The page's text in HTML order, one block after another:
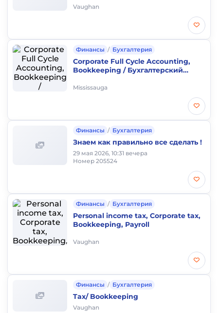
Vaughan
Финансы / Бухгалтерия
Corporate Full Cycle Accounting,
Bookkeeping / Бухгалтерский
Mississauga
Финансы / Бухгалтерия
Знаем как правильно все сделать !
29 мая 2026, 10:31 вечера
Номер 205524
Финансы / Бухгалтерия
Personal income tax, Corporate tax,
Bookkeeping, Payroll
Vaughan
Финансы / Бухгалтерия
Tax/ Bookkeeping
Vaughan